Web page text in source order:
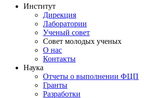
Институт
Дирекция
Лаборатории
Ученый совет
Совет молодых ученых
О нас
Контакты
Наука
Отчеты о выполнении ФЦП
Гранты
Разработки